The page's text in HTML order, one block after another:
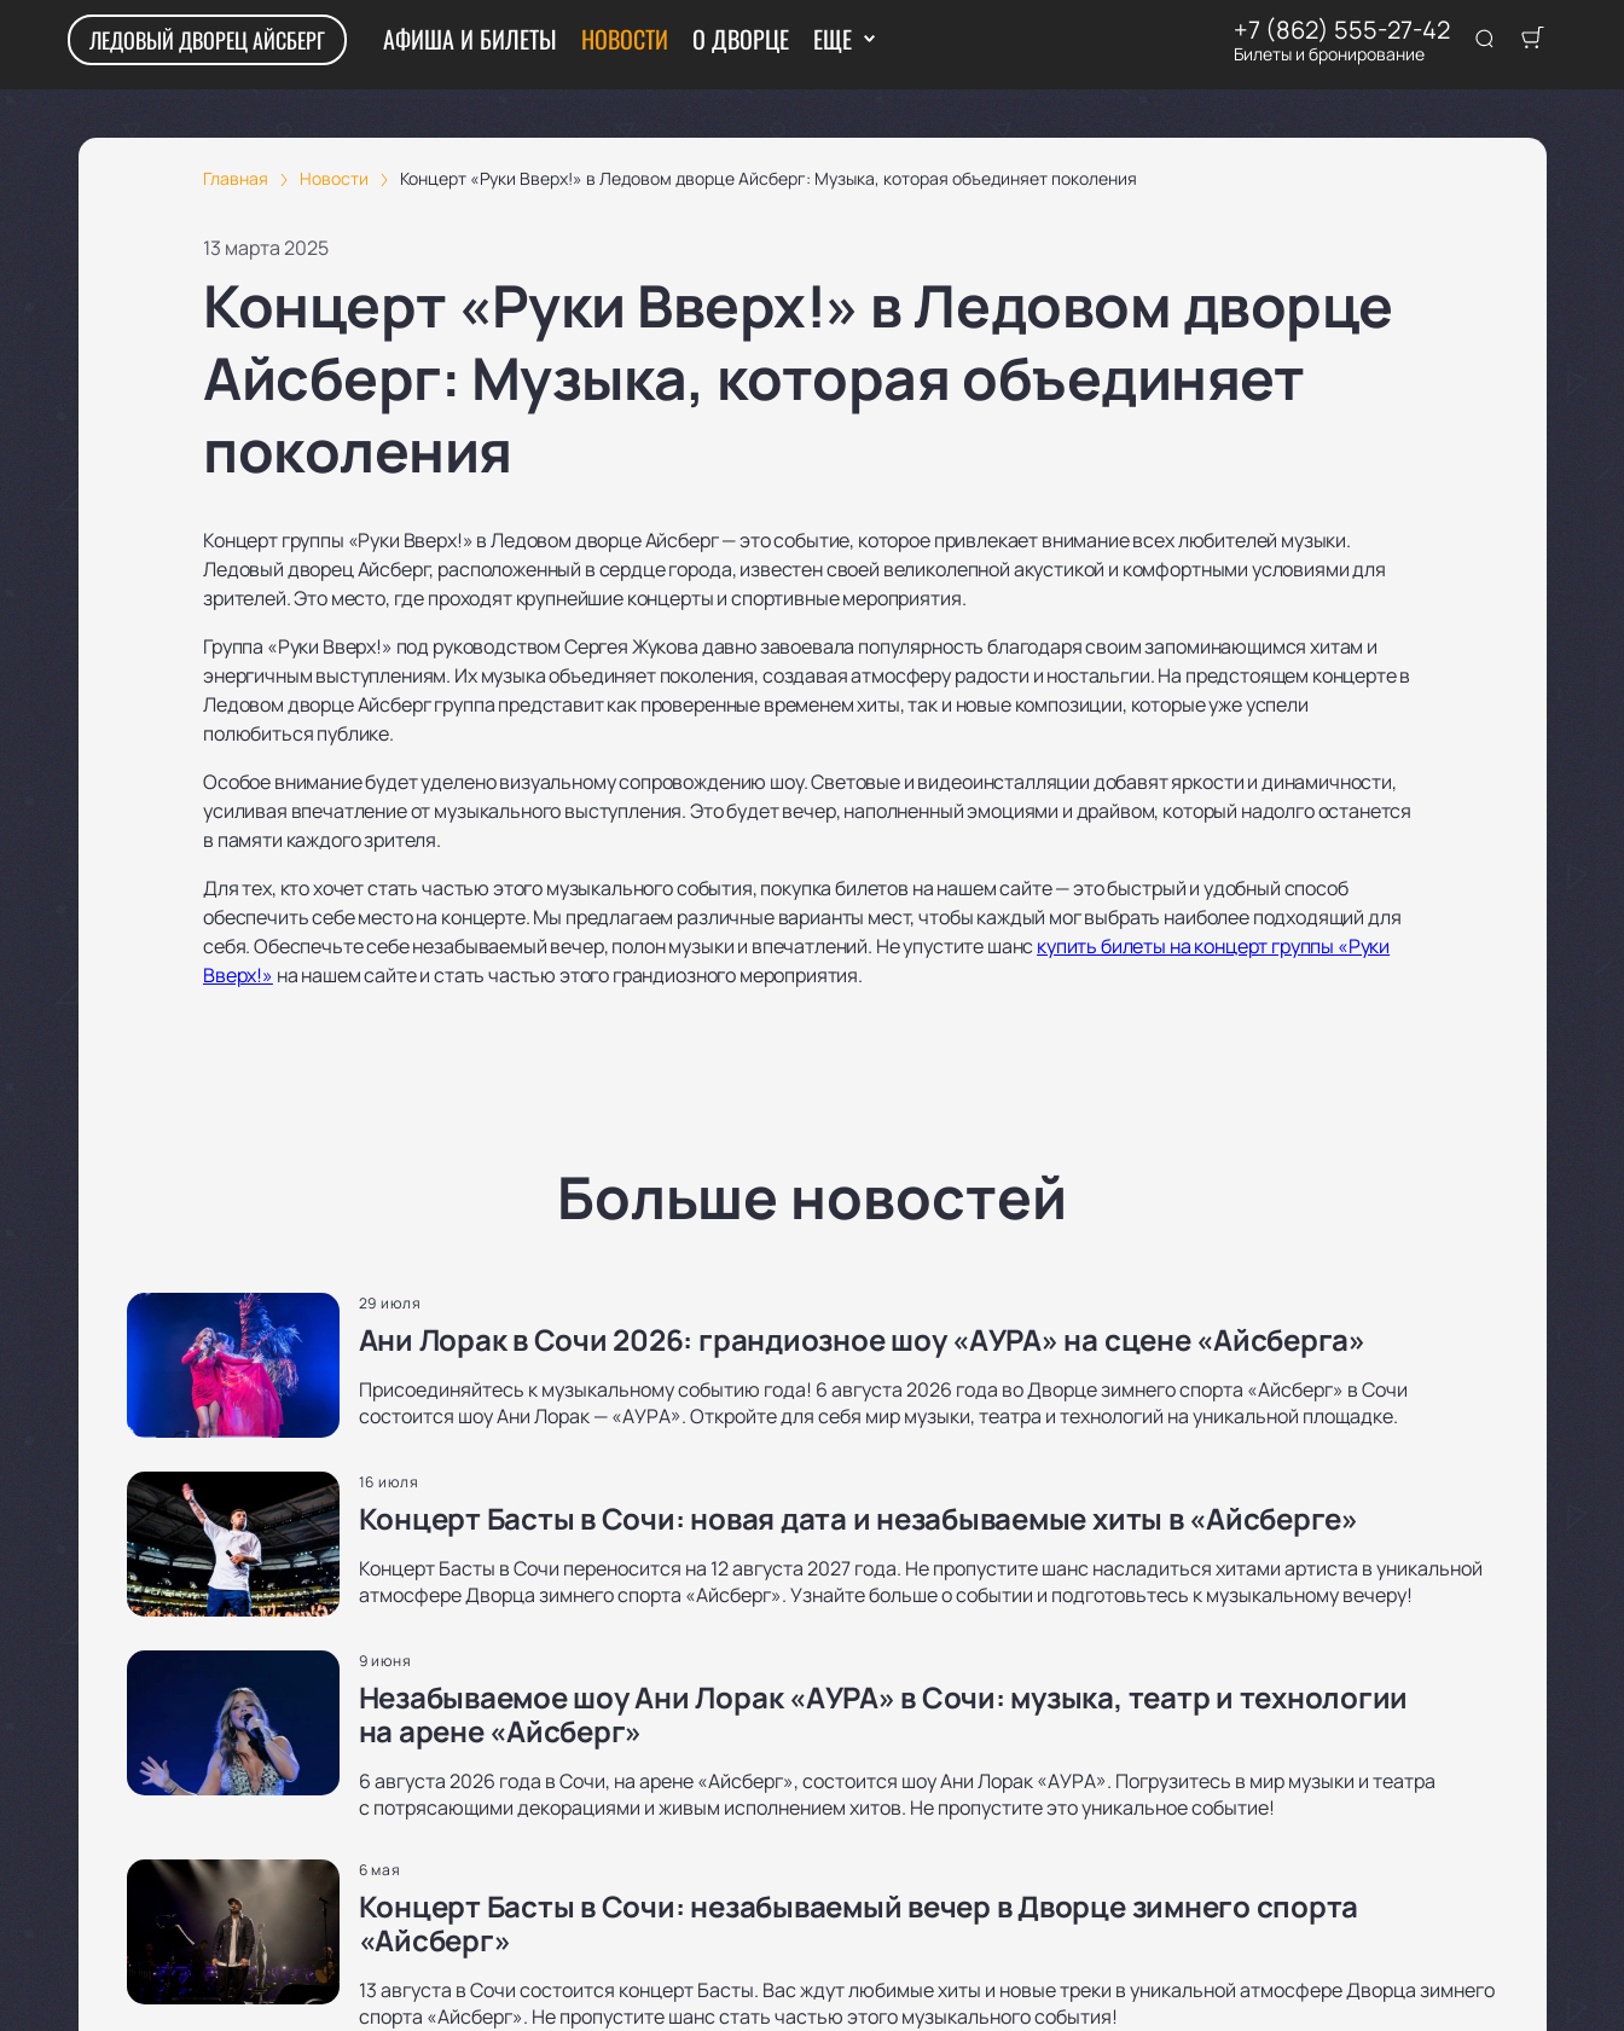
ЛЕДОВЫЙ ДВОРЕЦ АЙСБЕРГ АФИША И БИЛЕТЫ НОВОСТИ О ДВОРЦЕ ЕЩЕ +7 (862) 555-27-42
Билеты и бронирование
Главная Новости Концерт «Руки Вверх!» в Ледовом дворце Айсберг: Музыка, которая объединяет поколения
13 марта 2025
Концерт «Руки Вверх!» в Ледовом дворце
Айсберг: Музыка, которая объединяет
поколения
Концерт группы «Руки Вверх!» в Ледовом дворце Айсберг — это событие, которое привлекает внимание всех любителей музыки.
Ледовый дворец Айсберг, расположенный в сердце города, известен своей великолепной акустикой и комфортными условиями для
зрителей. Это место, где проходят крупнейшие концерты и спортивные мероприятия.
Группа «Руки Вверх!» под руководством Сергея Жукова давно завоевала популярность благодаря своим запоминающимся хитам и
энергичным выступлениям. Их музыка объединяет поколения, создавая атмосферу радости и ностальгии. На предстоящем концерте в
Ледовом дворце Айсберг группа представит как проверенные временем хиты, так и новые композиции, которые уже успели
полюбиться публике.
Особое внимание будет уделено визуальному сопровождению шоу. Световые и видеоинсталляции добавят яркости и динамичности,
усиливая впечатление от музыкального выступления. Это будет вечер, наполненный эмоциями и драйвом, который надолго останется
в памяти каждого зрителя.
Для тех, кто хочет стать частью этого музыкального события, покупка билетов на нашем сайте — это быстрый и удобный способ
обеспечить себе место на концерте. Мы предлагаем различные варианты мест, чтобы каждый мог выбрать наиболее подходящий для
себя. Обеспечьте себе незабываемый вечер, полон музыки и впечатлений. Не упустите шанс купить билеты на концерт группы «Руки
Вверх!» на нашем сайте и стать частью этого грандиозного мероприятия.
Больше новостей
29 июля
Ани Лорак в Сочи 2026: грандиозное шоу «AУРА» на сцене «Айсберга»
Присоединяйтесь к музыкальному событию года! 6 августа 2026 года во Дворце зимнего спорта «Айсберг» в Сочи
состоится шоу Ани Лорак — «AУРА». Откройте для себя мир музыки, театра и технологий на уникальной площадке.
16 июля
Концерт Басты в Сочи: новая дата и незабываемые хиты в «Айсберге»
Концерт Басты в Сочи переносится на 12 августа 2027 года. Не пропустите шанс насладиться хитами артиста в уникальной
атмосфере Дворца зимнего спорта «Айсберг». Узнайте больше о событии и подготовьтесь к музыкальному вечеру!
9 июня
Незабываемое шоу Ани Лорак «АУРА» в Сочи: музыка, театр и технологии
на арене «Айсберг»
6 августа 2026 года в Сочи, на арене «Айсберг», состоится шоу Ани Лорак «АУРА». Погрузитесь в мир музыки и театра
с потрясающими декорациями и живым исполнением хитов. Не пропустите это уникальное событие!
6 мая
Концерт Басты в Сочи: незабываемый вечер в Дворце зимнего спорта
«Айсберг»
13 августа в Сочи состоится концерт Басты. Вас ждут любимые хиты и новые треки в уникальной атмосфере Дворца зимнего
спорта «Айсберг». Не пропустите шанс стать частью этого музыкального события!